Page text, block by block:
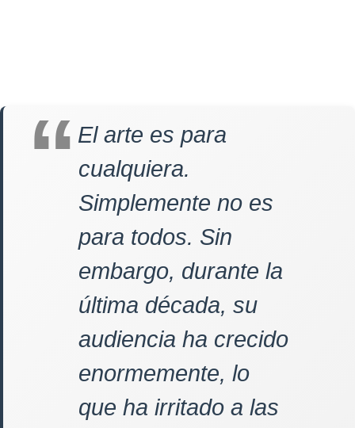
El arte es para
cualquiera.
Simplemente no es
para todos. Sin
embargo, durante la
última década, su
audiencia ha crecido
enormemente, lo
que ha irritado a las